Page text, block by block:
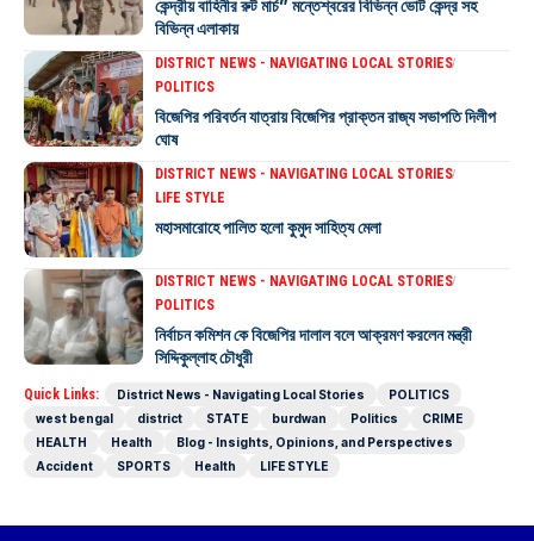
কেন্দ্রীয় বাহিনীর রুট মার্চ” মন্তেশ্বরের বিভিন্ন ভোট কেন্দ্র সহ
বিভিন্ন এলাকায়
DISTRICT NEWS - NAVIGATING LOCAL STORIES
POLITICS
বিজেপির পরিবর্তন যাত্রায় বিজেপির প্রাক্তন রাজ্য সভাপতি দিলীপ
ঘোষ
DISTRICT NEWS - NAVIGATING LOCAL STORIES
LIFE STYLE
মহাসমারোহে পালিত হলো কুমুদ সাহিত্য মেলা
DISTRICT NEWS - NAVIGATING LOCAL STORIES
POLITICS
নির্বাচন কমিশন কে বিজেপির দালাল বলে আক্রমণ করলেন মন্ত্রী
সিদ্দিকুল্লাহ চৌধুরী
Quick Links: District News - Navigating Local Stories
POLITICS
west bengal
district STATE burdwan Politics
CRIME
HEALTH
Health
Blog - Insights, Opinions, and Perspectives
Accident
SPORTS Health LIFE STYLE